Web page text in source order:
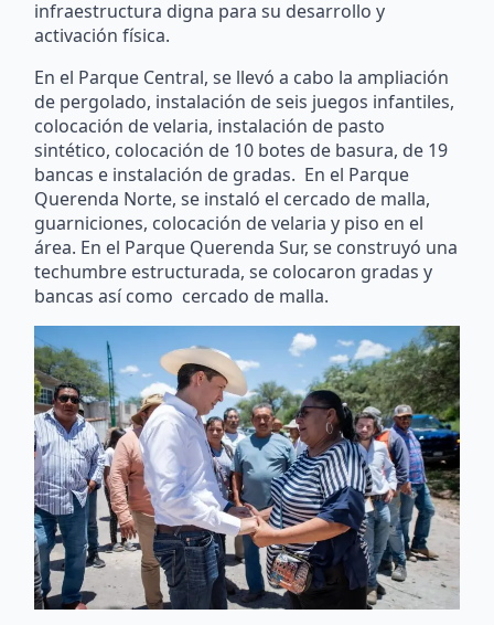
infraestructura digna para su desarrollo y
activación física.
En el Parque Central, se llevó a cabo la ampliación
de pergolado, instalación de seis juegos infantiles,
colocación de velaria, instalación de pasto
sintético, colocación de 10 botes de basura, de 19
bancas e instalación de gradas. En el Parque
Querenda Norte, se instaló el cercado de malla,
guarniciones, colocación de velaria y piso en el
área. En el Parque Querenda Sur, se construyó una
techumbre estructurada, se colocaron gradas y
bancas así como cercado de malla.